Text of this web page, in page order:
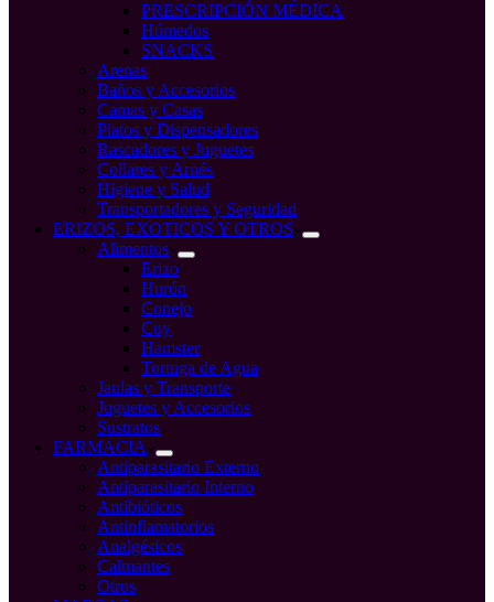
PRESCRIPCIÓN MÉDICA
Húmedos
SNACKS
Arenas
Baños y Accesorios
Camas y Casas
Platos y Dispensadores
Rascadores y Juguetes
Collares y Arnés
Higiene y Salud
Transportadores y Seguridad
ERIZOS, EXOTICOS Y OTROS
Alimentos
Erizo
Hurón
Conejo
Cuy
Hamster
Tortuga de Agua
Jaulas y Transporte
Juguetes y Accesorios
Sustratos
FARMACIA
Antiparasitario Externo
Antiparasitario Interno
Antibióticos
Antinflamatorios
Analgésicos
Calmantes
Otros